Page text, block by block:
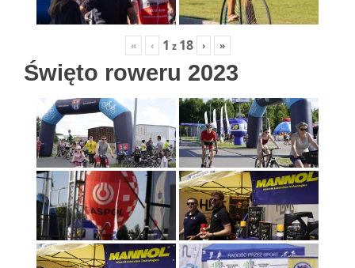
« ‹ 1 z 18 › »
Święto roweru 2023